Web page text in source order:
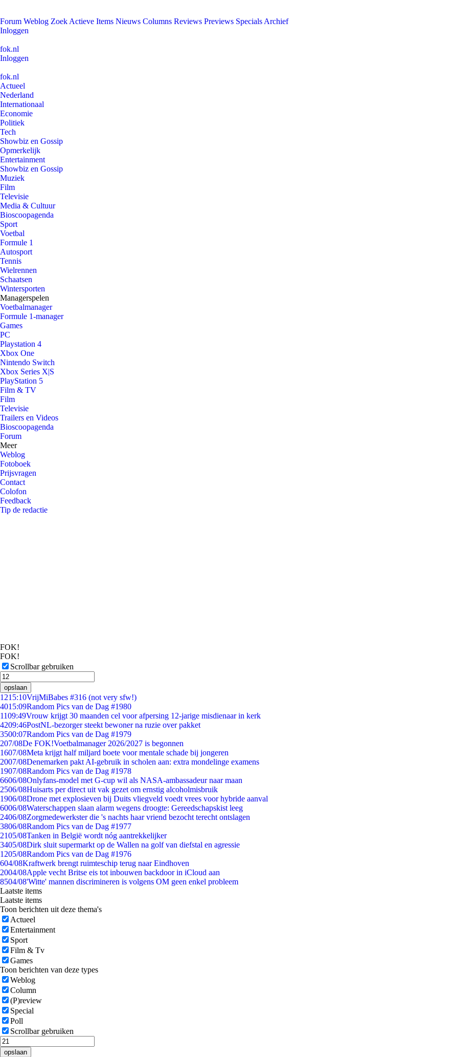
Forum Weblog Zoek Actieve Items Nieuws Columns Reviews Previews Specials Archief
Inloggen
fok.nl
Inloggen
fok.nl
Actueel
Nederland
Internationaal
Economie
Politiek
Tech
Showbiz en Gossip
Opmerkelijk
Entertainment
Showbiz en Gossip
Muziek
Film
Televisie
Media & Cultuur
Bioscoopagenda
Sport
Voetbal
Formule 1
Autosport
Tennis
Wielrennen
Schaatsen
Wintersporten
Managerspelen
Voetbalmanager
Formule 1-manager
Games
PC
Playstation 4
Xbox One
Nintendo Switch
Xbox Series X|S
PlayStation 5
Film & TV
Film
Televisie
Trailers en Videos
Bioscoopagenda
Forum
Meer
Weblog
Fotoboek
Prijsvragen
Contact
Colofon
Feedback
Tip de redactie
FOK!
FOK!
Scrollbar gebruiken
opslaan
1215:10VrijMiBabes #316 (not very sfw!)
4015:09Random Pics van de Dag #1980
1109:49Vrouw krijgt 30 maanden cel voor afpersing 12-jarige misdienaar in kerk
4209:46PostNL-bezorger steekt bewoner na ruzie over pakket
3500:07Random Pics van de Dag #1979
207/08De FOK!Voetbalmanager 2026/2027 is begonnen
1607/08Meta krijgt half miljard boete voor mentale schade bij jongeren
2007/08Denemarken pakt AI-gebruik in scholen aan: extra mondelinge examens
1907/08Random Pics van de Dag #1978
6606/08Onlyfans-model met G-cup wil als NASA-ambassadeur naar maan
2506/08Huisarts per direct uit vak gezet om ernstig alcoholmisbruik
1906/08Drone met explosieven bij Duits vliegveld voedt vrees voor hybride aanval
6006/08Waterschappen slaan alarm wegens droogte: Gereedschapskist leeg
2406/08Zorgmedewerkster die 's nachts haar vriend bezocht terecht ontslagen
3806/08Random Pics van de Dag #1977
2105/08Tanken in België wordt nóg aantrekkelijker
3405/08Dirk sluit supermarkt op de Wallen na golf van diefstal en agressie
1205/08Random Pics van de Dag #1976
604/08Kraftwerk brengt ruimteschip terug naar Eindhoven
2004/08Apple vecht Britse eis tot inbouwen backdoor in iCloud aan
8504/08'Witte' mannen discrimineren is volgens OM geen enkel probleem
Laatste items
Laatste items
Toon berichten uit deze thema's
Actueel
Entertainment
Sport
Film & Tv
Games
Toon berichten van deze types
Weblog
Column
(P)review
Special
Poll
Scrollbar gebruiken
opslaan